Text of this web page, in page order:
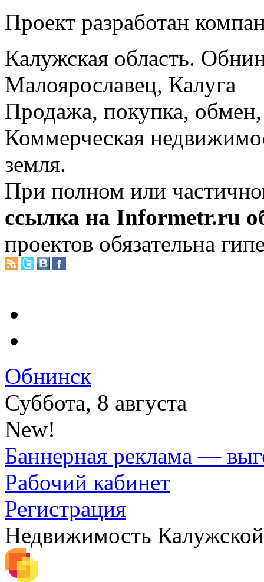
Проект разработан
Калужская область.
Малоярославец, Калуга
Продажа, покупка, обмен,
Коммерческая
земля.
При полном или
ссылка на Informetr.ru
проектов обязательна
Обнинск
Суббота, 8 августа
New!
Баннерная реклама —
Рабочий кабинет
Регистрация
Недвижимость